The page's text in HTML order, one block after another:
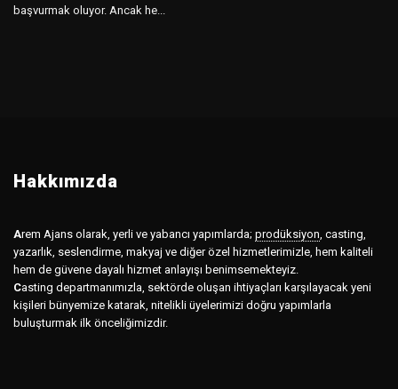
başvurmak oluyor. Ancak he...
Hakkımızda
Arem Ajans olarak, yerli ve yabancı yapımlarda; prodüksiyon, casting,
yazarlık, seslendirme, makyaj ve diğer özel hizmetlerimizle, hem kaliteli
hem de güvene dayalı hizmet anlayışı benimsemekteyiz.
Casting departmanımızla, sektörde oluşan ihtiyaçları karşılayacak yeni
kişileri bünyemize katarak, nitelikli üyelerimizi doğru yapımlarla
buluşturmak ilk önceliğimizdir.